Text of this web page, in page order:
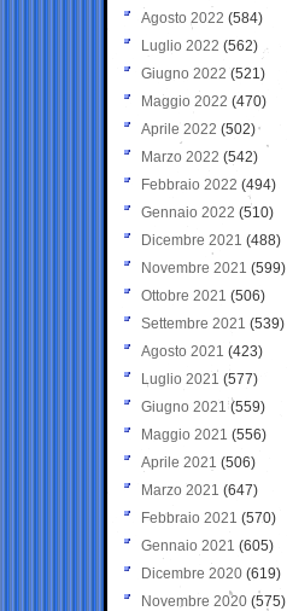
Agosto 2022 (584)
Luglio 2022 (562)
Giugno 2022 (521)
Maggio 2022 (470)
Aprile 2022 (502)
Marzo 2022 (542)
Febbraio 2022 (494)
Gennaio 2022 (510)
Dicembre 2021 (488)
Novembre 2021 (599)
Ottobre 2021 (506)
Settembre 2021 (539)
Agosto 2021 (423)
Luglio 2021 (577)
Giugno 2021(559)
Maggio 2021 (556)
Aprile 2021 (506)
Marzo 2021 (647)
Febbraio 2021 (570)
Gennaio 2021 (605)
Dicembre 2020 (619)
Novembre 2020 (575)